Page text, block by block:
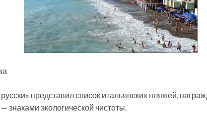
представил список итальянских пляжей,
знаками экологической чистоты.